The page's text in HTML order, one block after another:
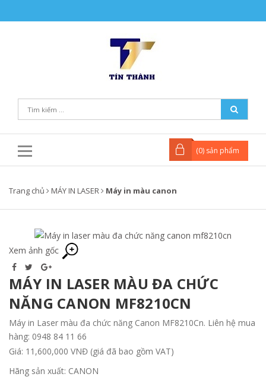
(0) sản phẩm
Trang chủ MÁY IN LASER Máy in màu canon
Xem ảnh gốc
MÁY IN LASER MÀU ĐA CHỨC
NĂNG CANON MF8210CN
Máy in Laser màu đa chức năng Canon MF8210Cn. Liên hệ mua
hàng: 0948 84 11 66
Giá: 11,600,000 VNĐ (giá đã bao gồm VAT)
Hãng sản xuất: CANON